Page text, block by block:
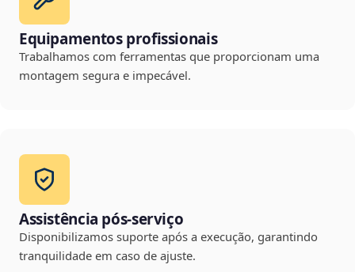
Equipamentos profissionais
Trabalhamos com ferramentas que proporcionam uma
montagem segura e impecável.
Assistência pós-serviço
Disponibilizamos suporte após a execução, garantindo
tranquilidade em caso de ajuste.